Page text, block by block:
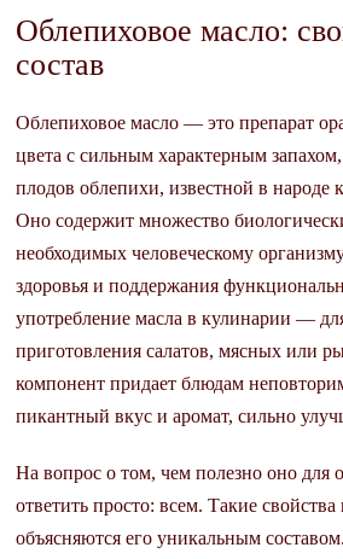
Облепиховое масло:
состав
Облепиховое масло — это препарат
цвета с сильным характерным
плодов облепихи, известной в народе
Оно содержит множество
необходимых человеческому
здоровья и поддержания
употребление масла в кулинарии —
приготовления салатов, мясных или
компонент придает блюдам
пикантный вкус и аромат, сильно
На вопрос о том, чем полезно оно для
ответить просто: всем. Такие свойства
объясняются его уникальным